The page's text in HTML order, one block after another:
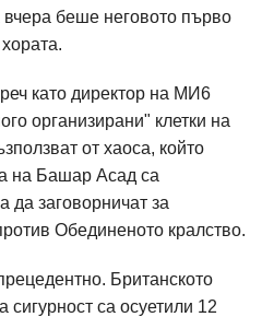
вчера беше неговото първо
като директор на МИ6
организирани" клетки на
от хаоса, който
на Башар Асад са
да заговорничат за
Обединеното кралство.
Британското
сигурност са осуетили 12